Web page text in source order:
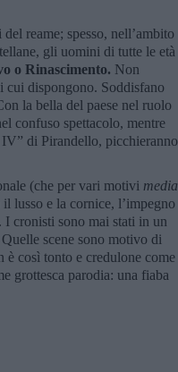
reame; spesso, nell’ambito
gli uomini di tutte le età
o Rinascimento. Non
dispongono. Soddisfano
la bella del paese nel ruolo
confuso spettacolo, mentre
di Pirandello, picchieranno
(che per vari motivi media
lusso e la cornice, l’impegno
cronisti sono mai stati in un
scene sono motivo di
così tonto e credulone come
grottesca parodia: una fiaba